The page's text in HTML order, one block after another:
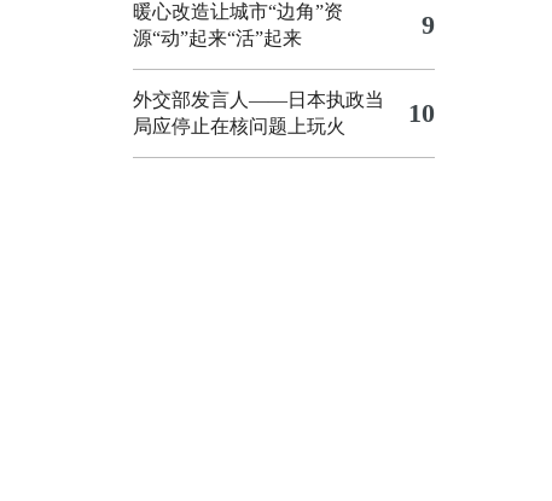
暖心改造让城市“边角”资
源“动”起来“活”起来
9
外交部发言人——日本执政当
局应停止在核问题上玩火
10